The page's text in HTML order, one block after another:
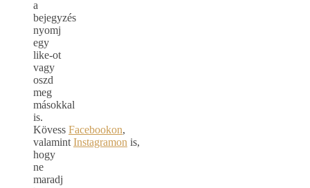
a
bejegyzés
nyomj
egy
like-ot
vagy
oszd
meg
másokkal
is.
Kövess Facebookon,
valamintInstagramon is,
hogy
ne
maradj